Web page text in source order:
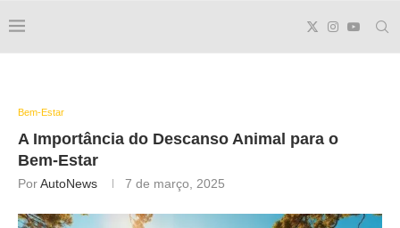
Bem-Estar
A Importância do Descanso Animal para o
Bem-Estar
PorAutoNews 7 de março, 2025